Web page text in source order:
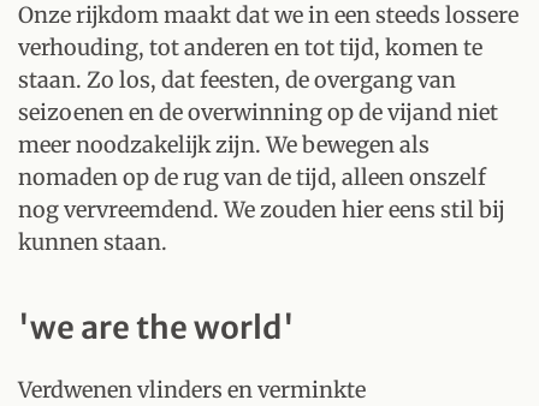
Onze rijkdom maakt dat we in een steeds lossere
verhouding, tot anderen en tot tijd, komen te
staan. Zo los, dat feesten, de overgang van
seizoenen en de overwinning op de vijand niet
meer noodzakelijk zijn. We bewegen als
nomaden op de rug van de tijd, alleen onszelf
nog vervreemdend. We zouden hier eens stil bij
kunnen staan.
'we are the world'
Verdwenen vlinders en verminkte